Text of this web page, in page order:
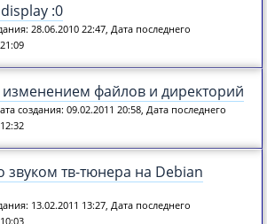
:0
28.06.2010 22:47, Дата последнего
файлов и директорий
создания: 09.02.2011 20:58, Дата последнего
тв-тюнера на Debian
13.02.2011 13:27, Дата последнего